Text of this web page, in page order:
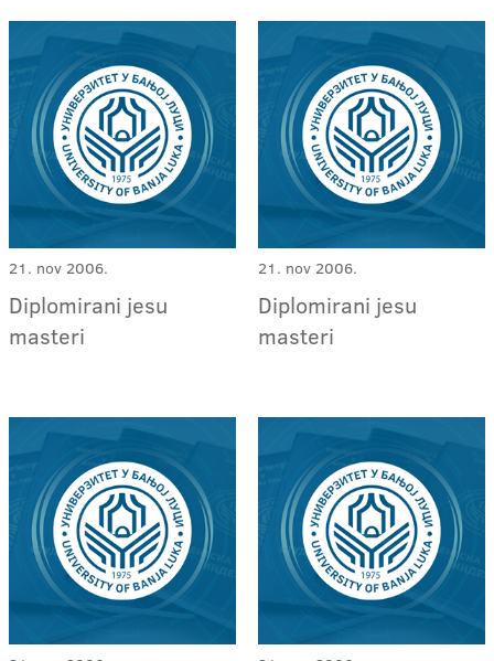
21. nov 2006.
Diplomirani jesu
masteri
21. nov 2006.
Diplomirani jesu
masteri